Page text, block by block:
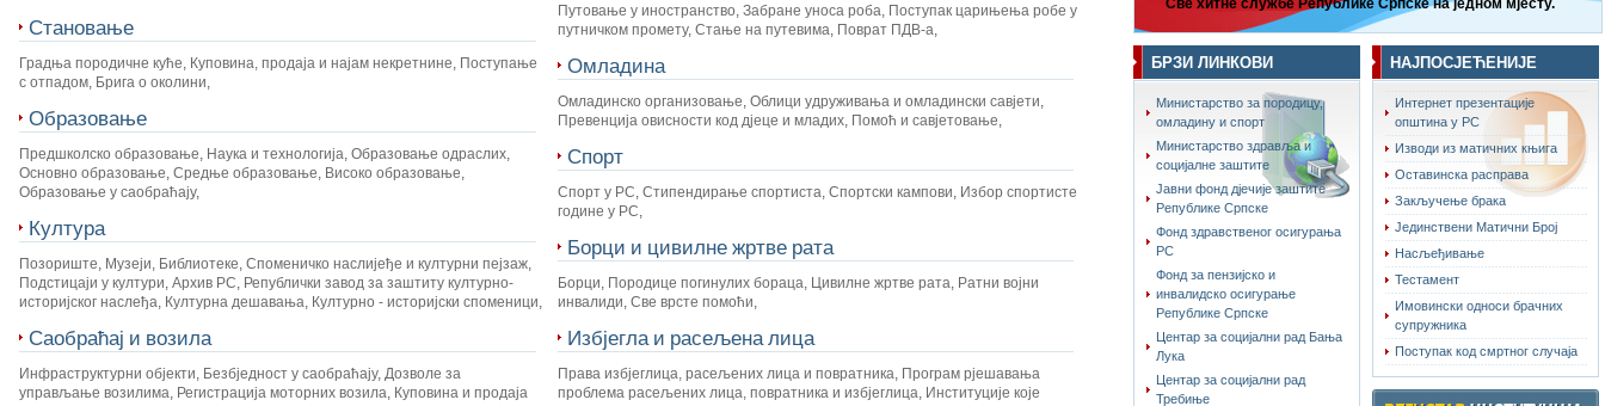
Становање
Градња породичне куће, Куповина, продаја и најам некретнине, Поступање
с отпадом, Брига о околини,
Образовање
Предшколско образовање, Наука и технологија, Образовање одраслих,
Основно образовање, Средње образовање, Високо образовање,
Образовање у саобраћају,
Култура
Позориште, Музеји, Библиотеке, Споменичко наслијеђе и културни пејзаж,
Подстицаји у култури, Архив РС, Републички завод за заштиту културно-
историјског наслеђа, Културна дешавања, Културно - историјски споменици,
Саобраћај и возила
Инфраструктурни објекти, Безбједност у саобраћају, Дозволе за
управљање возилима, Регистрација моторних возила, Куповина и продаја
Путовање у иностранство, Забране уноса роба, Поступак царињења робе у
путничком промету, Стање на путевима, Поврат ПДВ-а,
Омладина
Омладинско организовање, Облици удруживања и омладински савјети,
Превенција овисности код дјеце и младих, Помоћ и савјетовање,
Спорт
Спорт у РС, Стипендирање спортиста, Спортски кампови, Избор спортисте
године у РС,
Борци и цивилне жртве рата
Борци, Породице погинулих бораца, Цивилне жртве рата, Ратни војни
инвалиди, Све врсте помоћи,
Избјегла и расељена лица
Права избјеглица, расељених лица и повратника, Програм рјешавања
проблема расељених лица, повратника и избјеглица, Институције које
Све хитне службе Републике Српске на једном мјесту.
БРЗИ ЛИНКОВИ
Министарство за породицу,
омладину и спорт
Министарство здравља и
социјалне заштите
Јавни фонд дјечије заштите
Републике Српске
Фонд здравственог осигурања
РС
Фонд за пензијско и
инвалидско осигурање
Републике Српске
Центар за социјални рад Бања
Лука
Центар за социјални рад
Требиње
НАЈПОСЈЕЋЕНИЈЕ
Интернет презентације
општина у РС
Изводи из матичних књига
Оставинска расправа
Закључење брака
Јединствени Матични Број
Насљеђивање
Тестамент
Имовински односи брачних
супружника
Поступак код смртног случаја